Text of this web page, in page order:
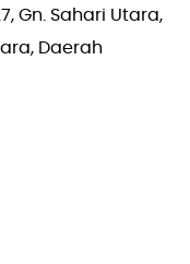
Gn. Sahari Utara,
Daerah